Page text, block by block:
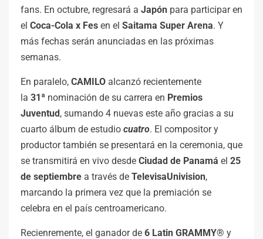
fans. En octubre, regresará a Japón para participar en
el Coca-Cola x Fes en el Saitama Super Arena. Y
más fechas serán anunciadas en las próximas
semanas.
En paralelo, CAMILO alcanzó recientemente
la 31ª nominación de su carrera en Premios
Juventud, sumando 4 nuevas este año gracias a su
cuarto álbum de estudio cuatro. El compositor y
productor también se presentará en la ceremonia, que
se transmitirá en vivo desde Ciudad de Panamá el 25
de septiembre a través de TelevisaUnivision,
marcando la primera vez que la premiación se
celebra en el país centroamericano.
Recienremente, el ganador de 6 Latin GRAMMY® y